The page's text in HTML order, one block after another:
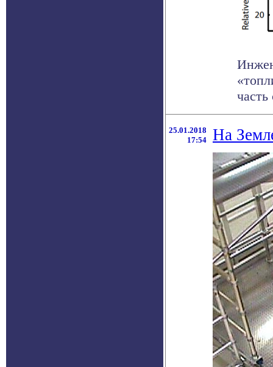
25.01.2018
17:54
На